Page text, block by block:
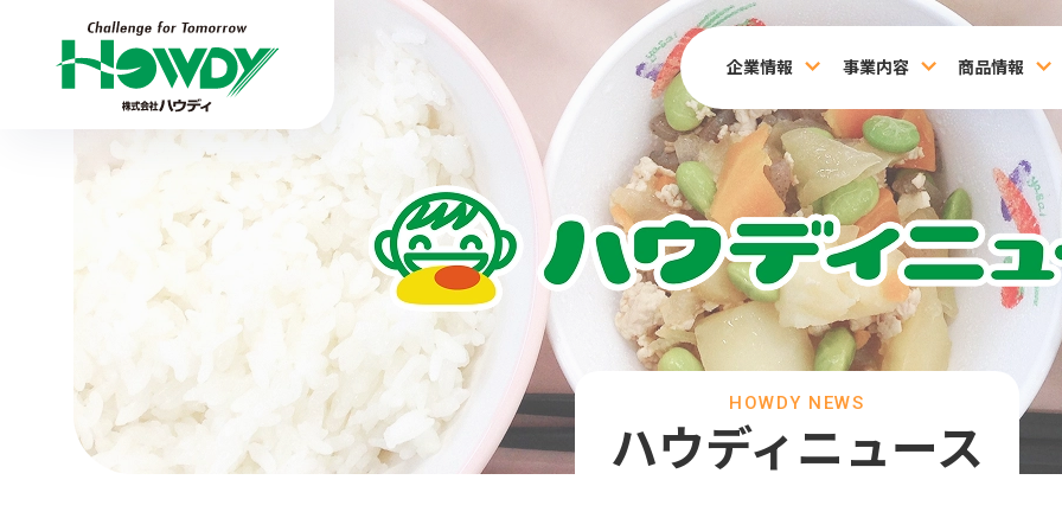
企業情報 事業内容 商品情報
ハウディニュース
HOWDY NEWS